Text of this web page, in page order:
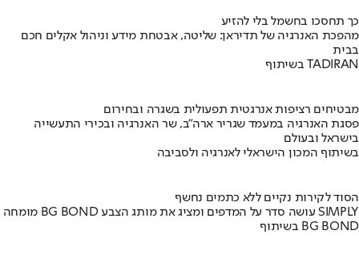
כך תחסכו בחשמל בלי להזיע
מהפכת האנרגיה של תדיראן: שליטה, אבטחת מידע וניהול אקלים חכם
בבית
בשיתוף TADIRAN
מבטיחים רציפות אנרגטית תפעולית בשגרה ובחירום
פסגת האנרגיה במעמד שגריר ארה"ב, שר האנרגיה ובכירי התעשייה
בישראל ובעולם
בשיתוף המכון הישראלי לאנרגיה ולסביבה
הסוד לקירות נקיים ללא כתמים נחשף
מומחה BG BOND עושה סדר על המדפים ומציג את מותג הצבע SIMPLY
בשיתוף BG BOND